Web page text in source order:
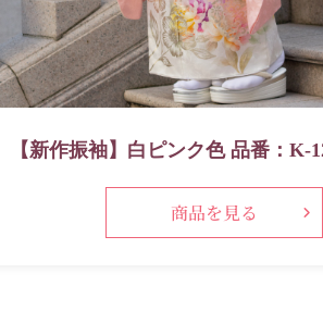
【新作振袖】白ピンク色 品番：K-
商品を見る